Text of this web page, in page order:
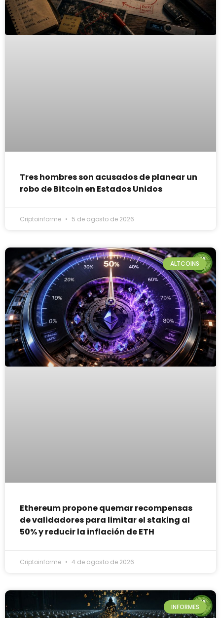
Tres hombres son acusados de planear un
robo de Bitcoin en Estados Unidos
Criptoinforme 5 de agosto de 2026
ALTCOINS
Ethereum propone quemar recompensas
de validadores para limitar el staking al
50% y reducir la inflación de ETH
Criptoinforme 4 de agosto de 2026
INFORMES